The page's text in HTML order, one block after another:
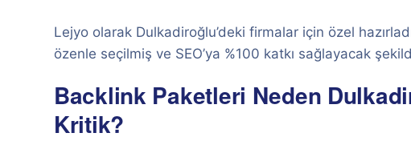
Lejyo olarak Dulkadiroğlu’deki firmalar için özel
özenle seçilmiş ve SEO’ya %100 katkı sağlayacak
Backlink Paketleri Neden
Kritik?